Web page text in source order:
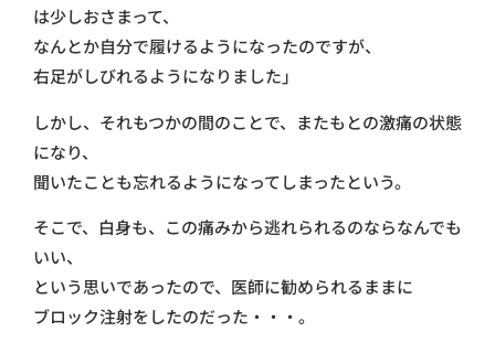
は少しおさまって、
なんとか自分で履けるようになったのですが、
右足がしびれるようになりました」
しかし、それもつかの間のことで、またもとの激痛の状態
になり、
聞いたことも忘れるようになってしまったという。
そこで、白身も、この痛みから逃れられるのならなんでも
いい、
という思いであったので、医師に勧められるままに
ブロック注射をしたのだった・・・。